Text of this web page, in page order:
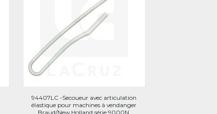
94407LC -Secoueur avec articulation
élastique pour machines à vendanger
Braud/New Holland série 9000N.